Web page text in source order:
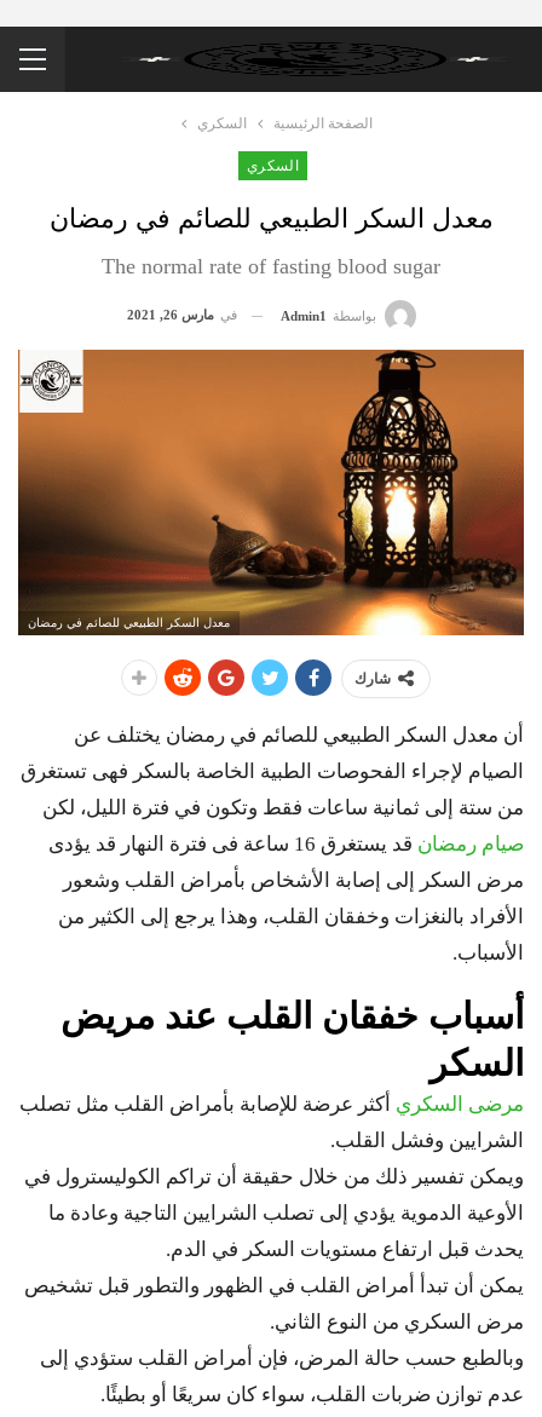
الصفحة الرئيسية السكري
السكري
معدل السكر الطبيعي للصائم في رمضان
The normal rate of fasting blood sugar
بواسطة Admin1 في مارس 26, 2021
معدل السكر الطبيعي للصائم في رمضان
شارك
أن معدل السكر الطبيعي للصائم في رمضان يختلف عن
الصيام لإجراء الفحوصات الطبية الخاصة بالسكر فهى تستغرق
من ستة إلى ثمانية ساعات فقط وتكون في فترة الليل، لكن
صيام رمضان
قد يستغرق 16 ساعة فى فترة النهار قد يؤدى
مرض السكر إلى إصابة الأشخاص بأمراض القلب وشعور
الأفراد بالنغزات وخفقان القلب، وهذا يرجع إلى الكثير من
الأسباب.
أسباب خفقان القلب عند مريض
السكر
مرضى السكري أكثر عرضة للإصابة بأمراض القلب مثل تصلب
الشرايين وفشل القلب.
ويمكن تفسير ذلك من خلال حقيقة أن تراكم الكوليسترول في
الأوعية الدموية يؤدي إلى تصلب الشرايين التاجية وعادة ما
يحدث قبل ارتفاع مستويات السكر في الدم.
يمكن أن تبدأ أمراض القلب في الظهور والتطور قبل تشخيص
مرض السكري من النوع الثاني.
وبالطبع حسب حالة المرض، فإن أمراض القلب ستؤدي إلى
عدم توازن ضربات القلب، سواء كان سريعًا أو بطيئًا.